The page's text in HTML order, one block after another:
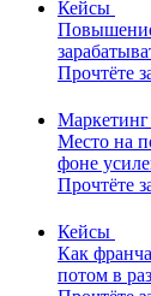
Кейсы
Повышение
Прочтёте
Маркетинг
Место на
фоне
Прочтёте
Кейсы
Как
потом в